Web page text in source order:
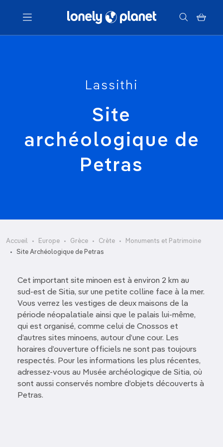
Menu
Votre recherche
Lassithi
Site
archéologique de
Petras
Accueil Europe Grèce Crète
Monuments et Patrimoine
Site Archéologique de Petras
Cet important site minoen est à environ 2 km au
sud-est de Sitia, sur une petite colline face à la mer.
Vous verrez les vestiges de deux maisons de la
période néopalatiale ainsi que le palais lui-même,
qui est organisé, comme celui de Cnossos et
d’autres sites minoens, autour d’une cour. Les
horaires d’ouverture officiels ne sont pas toujours
respectés. Pour les informations les plus récentes,
adressez-vous au Musée archéologique de Sitia, où
sont aussi conservés nombre d’objets découverts à
Petras.